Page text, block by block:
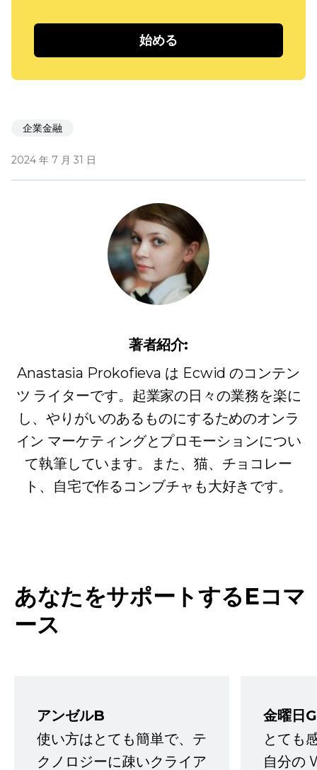
始める
企業金融
2024 年 7 月 31 日
著者紹介:
Anastasia Prokofieva は Ecwid のコンテン
ツ ライターです。起業家の日々の業務を楽に
し、やりがいのあるものにするためのオンラ
イン マーケティングとプロモーションについ
て執筆しています。また、猫、チョコレー
ト、自宅で作るコンブチャも大好きです。
あなたをサポートするEコマ
ース
アンゼルB
使い方はとても簡単で、テ
クノロジーに疎いクライア
金曜日G
とても
自分の